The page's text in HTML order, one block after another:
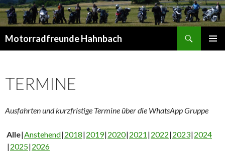
Motorradfreunde Hahnbach
TERMINE
Ausfahrten und kurzfristige Termine über die WhatsApp Gruppe
Alle Anstehend 2018 2019 2020 2021 2022 2023 2024
2025 2026